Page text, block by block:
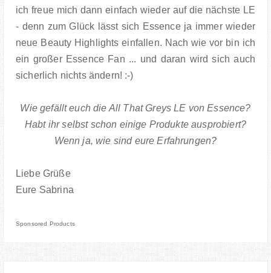
ich freue mich dann einfach wieder auf die nächste LE
- denn zum Glück lässt sich Essence ja immer wieder
neue Beauty Highlights einfallen. Nach wie vor bin ich
ein großer Essence Fan ... und daran wird sich auch
sicherlich nichts ändern! :-)
Wie gefällt euch die All That Greys LE von Essence?
Habt ihr selbst schon einige Produkte ausprobiert?
Wenn ja, wie sind eure Erfahrungen?
Liebe Grüße
Eure Sabrina
Sponsored Products